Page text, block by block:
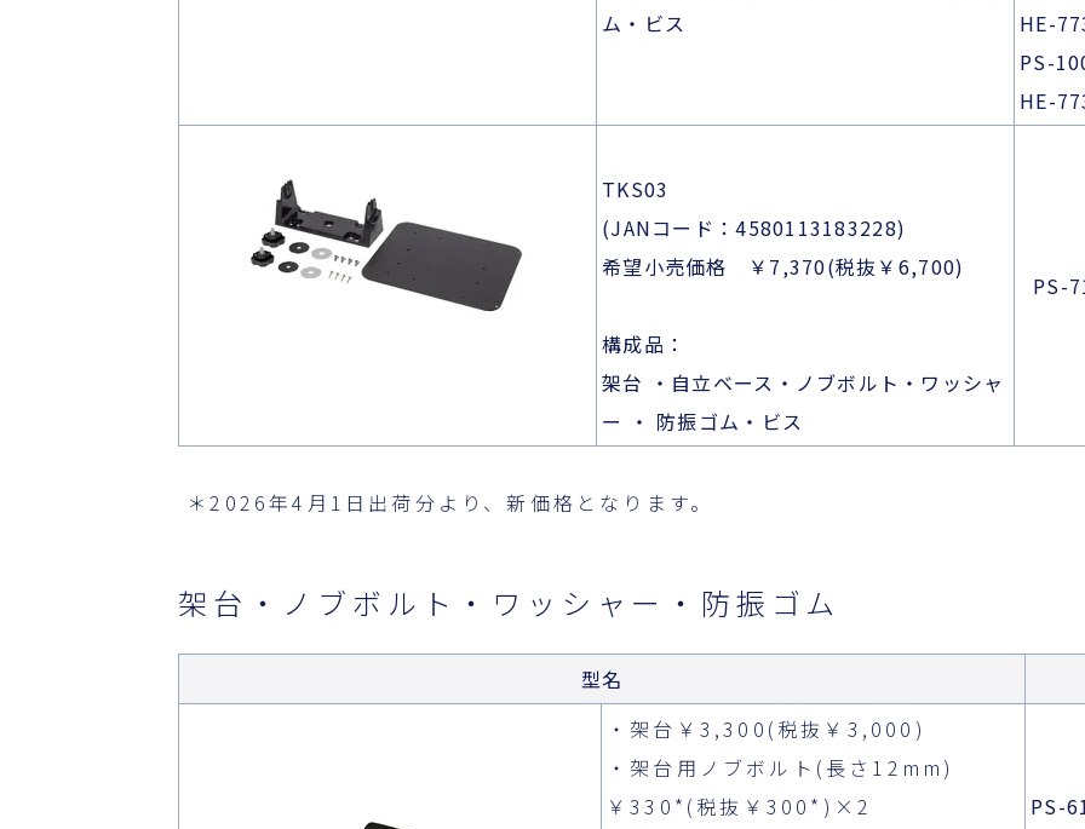
ム・ビス
HE-
PS-
HE-
TKS03
(JANコード：4580113183228)
希望小売価格 ￥7,370(税抜￥6,700)
構成品：
架台 ・自立ベース・ノブボルト・ワッシャ
ー ・ 防振ゴム・ビス
PS-
＊2026年4月1日出荷分より、新価格となります。
架台・ノブボルト・ワッシャー・防振ゴム
型名
・架台￥3,300(税抜￥3,000)
・架台用ノブボルト(長さ12mm)
￥330*(税抜￥300*)×2
PS-